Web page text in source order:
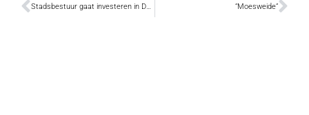
Stadsbestuur gaat investeren in De Mespel “Moesweide”